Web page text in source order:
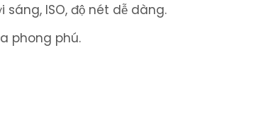
ISO, độ nét dễ dàng.
phong phú.